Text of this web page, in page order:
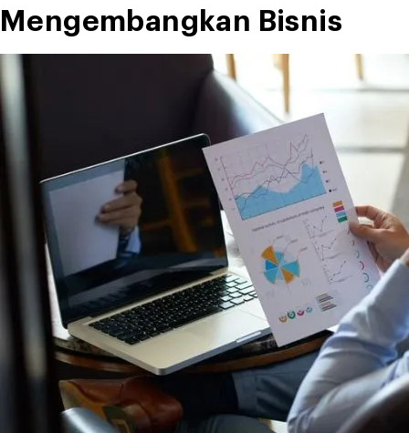
Mengembangkan Bisnis